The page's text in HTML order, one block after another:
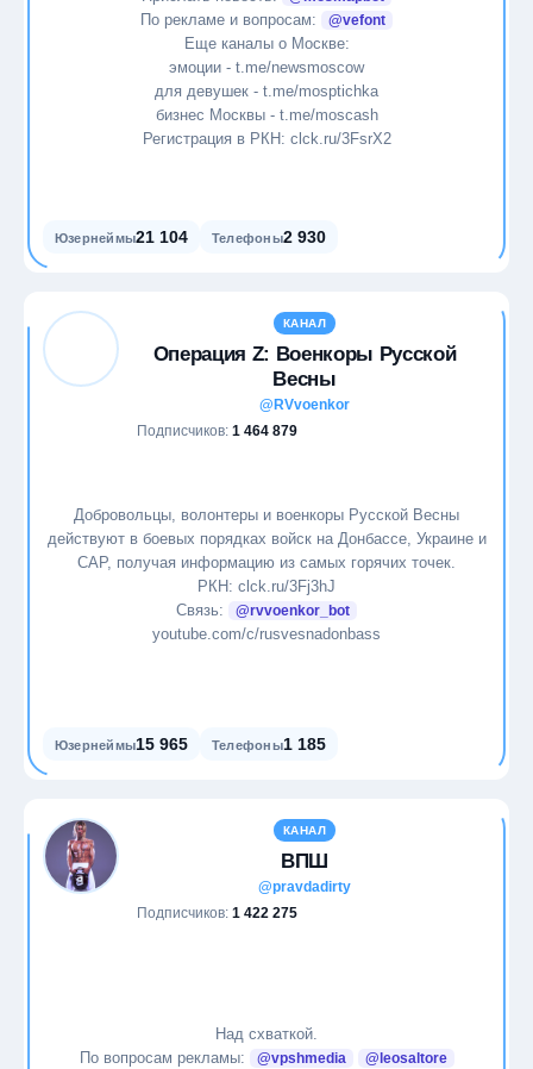
Карьера
Криптовалюты
Маркетинг
Международные отношения
Мотивация
Наркотики
Новости
Общество
Питание
По рекламе и вопросам: @vefont
Еще каналы о Москве:
эмоции - t.me/newsmoscow
для девушек - t.me/mosptichka
бизнес Москвы - t.me/moscash
Регистрация в РКН: clck.ru/3FsrX2
Юзернеймы21 104 Телефоны2 930
КАНАЛ
Операция Z: Военкоры Русской
Весны
@RVvoenkor
Подписчиков: 1 464 879
Добровольцы, волонтеры и военкоры Русской Весны
действуют в боевых порядках войск на Донбассе, Украине и
САР, получая информацию из самых горячих точек.
РКН: clck.ru/3Fj3hJ
Связь:
@rvvoenkor_bot
youtube.com/c/rusvesnadonbass
Юзернеймы15 965 Телефоны1 185
КАНАЛ
ВПШ
@pravdadirty
Подписчиков: 1 422 275
Над схваткой.
По вопросам рекламы:
@vpshmedia @leosaltore